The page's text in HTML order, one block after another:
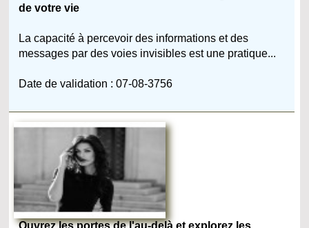
de votre vie
La capacité à percevoir des informations et des
messages par des voies invisibles est une pratique...
Date de validation : 07-08-3756
Ouvrez les portes de l'au-delà et explorez les